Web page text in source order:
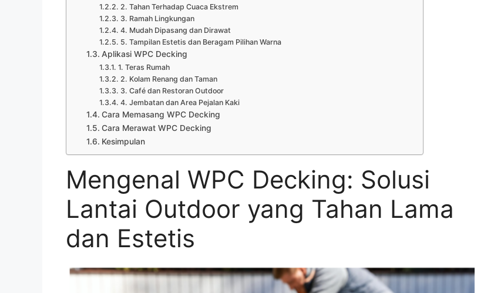
2. Tahan Terhadap Cuaca Ekstrem
3. Ramah Lingkungan
4. Mudah Dipasang dan Dirawat
5. Tampilan Estetis dan Beragam Pilihan Warna
Aplikasi WPC Decking
1. Teras Rumah
2. Kolam Renang dan Taman
3. Café dan Restoran Outdoor
4. Jembatan dan Area Pejalan Kaki
Cara Memasang WPC Decking
Cara Merawat WPC Decking
Kesimpulan
Mengenal WPC Decking: Solusi
Lantai Outdoor yang Tahan Lama
dan Estetis